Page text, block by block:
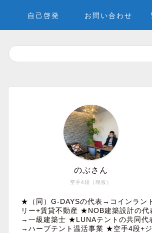
自己啓発 お問い合わせ
空手4段（現役）
のぶさん
★（同）G-DAYSの代表→コインラン
リー+賃貸不動産 ★NOB建築設計の代
→一級建築士 ★LUNAテントの共同代
→ハーブテント温活事業 ★空手4段+